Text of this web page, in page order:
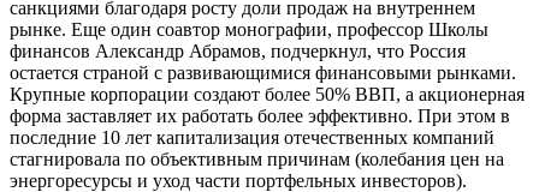
санкциями благодаря росту доли продаж на внутреннем
рынке. Еще один соавтор монографии, профессор Школы
финансов Александр Абрамов, подчеркнул, что Россия
остается страной с развивающимися финансовыми рынками.
Крупные корпорации создают более 50% ВВП, а акционерная
форма заставляет их работать более эффективно. При этом в
последние 10 лет капитализация отечественных компаний
стагнировала по объективным причинам (колебания цен на
энергоресурсы и уход части портфельных инвесторов).